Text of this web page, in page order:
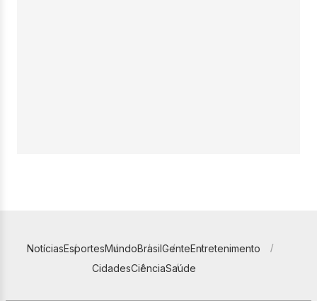
NotíciasEsportesMundoBrasilGenteEntretenimento
CidadesCiênciaSaúde